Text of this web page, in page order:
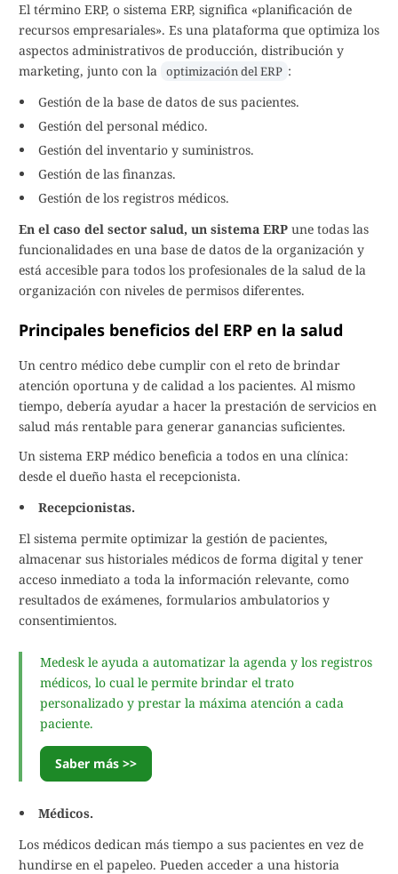
El término ERP, o sistema ERP, significa «planificación de
recursos empresariales». Es una plataforma que optimiza los
aspectos administrativos de producción, distribución y
marketing, junto con la optimización del ERP :
Gestión de la base de datos de sus pacientes.
Gestión del personal médico.
Gestión del inventario y suministros.
Gestión de las finanzas.
Gestión de los registros médicos.
En el caso del sector salud, un sistema ERP une todas las
funcionalidades en una base de datos de la organización y
está accesible para todos los profesionales de la salud de la
organización con niveles de permisos diferentes.
Principales beneficios del ERP en la salud
Un centro médico debe cumplir con el reto de brindar
atención oportuna y de calidad a los pacientes. Al mismo
tiempo, debería ayudar a hacer la prestación de servicios en
salud más rentable para generar ganancias suficientes.
Un sistema ERP médico beneficia a todos en una clínica:
desde el dueño hasta el recepcionista.
Recepcionistas.
El sistema permite optimizar la gestión de pacientes,
almacenar sus historiales médicos de forma digital y tener
acceso inmediato a toda la información relevante, como
resultados de exámenes, formularios ambulatorios y
consentimientos.
Medesk le ayuda a automatizar la agenda y los registros
médicos, lo cual le permite brindar el trato
personalizado y prestar la máxima atención a cada
paciente.
Saber más >>
Médicos.
Los médicos dedican más tiempo a sus pacientes en vez de
hundirse en el papeleo. Pueden acceder a una historia